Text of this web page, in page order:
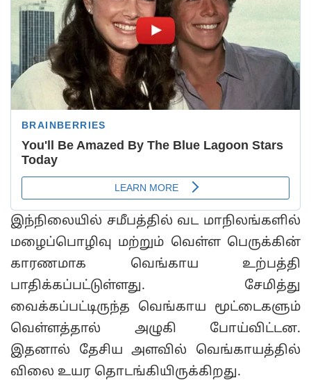
இந்நிலையில் சமீபத்தில் வட மாநிலங்களில்
மழைப்பொழிவு மற்றும் வெள்ள பெருக்கின்
காரணமாக வெங்காய உற்பத்தி
பாதிக்கப்பட்டுள்ளது. சேமித்து
வைக்கப்பட்டிருந்த வெங்காய மூட்டைகளும்
வெள்ளத்தால் அழுகி போய்விட்டன.
இதனால் தேசிய அளவில் வெங்காயத்தில்
விலை உயர தொடங்கியிருக்கிறது.